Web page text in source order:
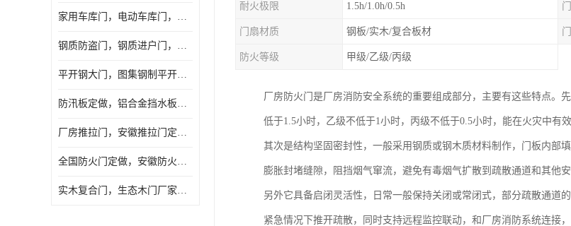
家用车库门，电动车库门，车库滑升门，车库门安装
钢质防盗门，钢质进户门，钢质非标门厂家
平开钢大门，图集钢制平开门，厂房平开大门
防汛板定做，铝合金挡水板门，地库挡水板
厂房推拉门，安徽推拉门定做，夹芯板平移大门
全国防火门定做，安徽防火门批发，防火门价格
实木复合门，生态木门厂家，免漆门定做，安徽木门厂家直销
耐火极限 1.5h/1.0h/0.5h
门扇材质 钢板/实木/复合板材
防火等级 甲级/乙级/丙级
厂房防火门是厂房消防安全系统的重要组成部分，主要有这些特点。
低于1.5小时，乙级不低于1小时，丙级不低于0.5小时，能在火灾中有
其次是结构坚固密封性，一般采用钢质或钢木质材料制作，门板内部
膨胀封堵缝隙，阻挡烟气窜流，避免有毒烟气扩散到疏散通道和其他安
另外它具备启闭灵活性，日常一般保持关闭或常闭式，部分疏散通道
紧急情况下推开疏散，同时支持远程监控联动，和厂房消防系统连接